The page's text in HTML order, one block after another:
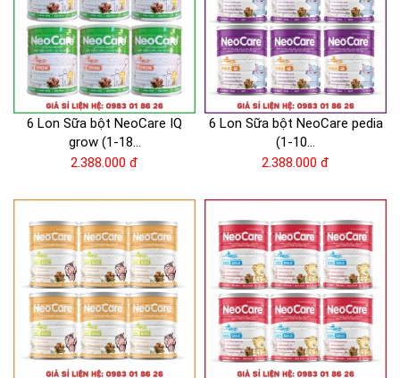
6 Lon Sữa bột NeoCare IQ
grow (1-18...
2.388.000 đ
6 Lon Sữa bột NeoCare pedia
(1-10...
2.388.000 đ